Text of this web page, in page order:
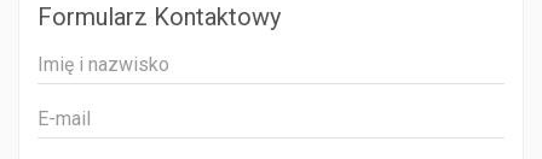
Formularz Kontaktowy